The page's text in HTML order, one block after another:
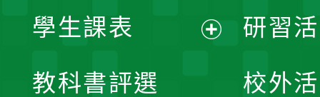
學生課表
教科書評選
研習
校外